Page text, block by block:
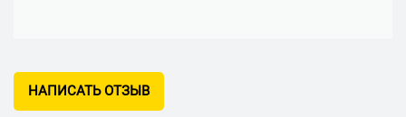
НАПИСАТЬ ОТЗЫВ